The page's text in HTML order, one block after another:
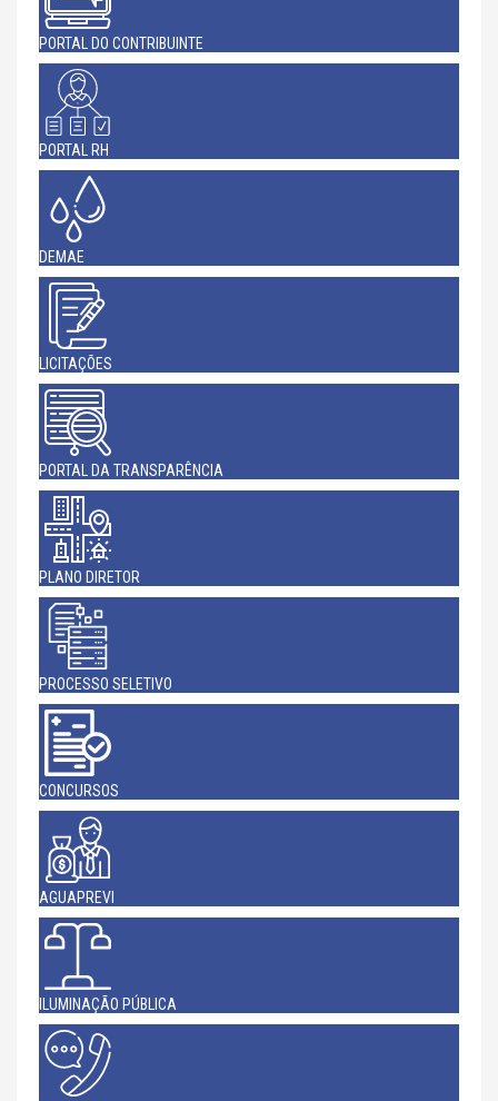
PORTAL DO CONTRIBUINTE
PORTAL RH
DEMAE
LICITAÇÕES
PORTAL DA TRANSPARÊNCIA
PLANO DIRETOR
PROCESSO SELETIVO
CONCURSOS
AGUAPREVI
ILUMINAÇÃO PÚBLICA